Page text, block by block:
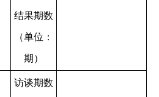
结果期数
（单位：
期）
访谈期数